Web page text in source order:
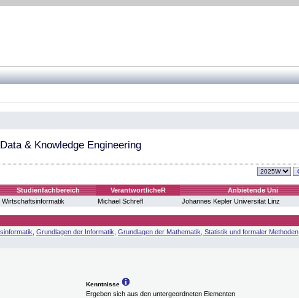
& Knowledge Engineering
Studienfachbereich VerantwortlicheR
Anbietende Uni
Wirtschaftsinformatik Michael Schrefl Johannes Kepler Universität Linz
Grundlagen der Informatik Grundlagen der Mathematik, Statistik und formaler Methoden
Kenntnisse
Ergeben sich aus den untergeordneten Elementen